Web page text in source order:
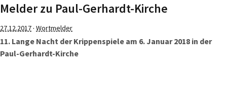
Melder zu Paul-Gerhardt-Kirche
27.12.2017· Wortmelder
11. Lange Nacht der Krippenspiele am 6. Januar 2018 in der
Paul-Gerhardt-Kirche